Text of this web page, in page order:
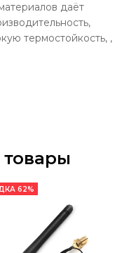
даёт
термостойкость, ,
62%